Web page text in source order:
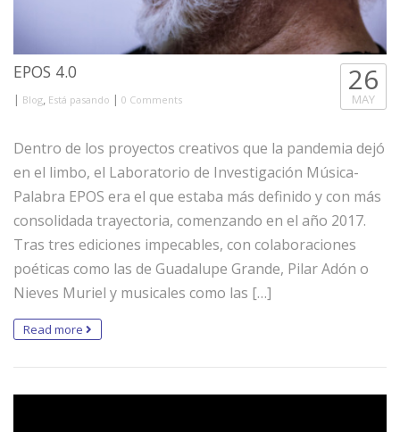
EPOS 4.0
| Blog, Está pasando | 0 Comments
26
MAY
Dentro de los proyectos creativos que la pandemia dejó
en el limbo, el Laboratorio de Investigación Música-
Palabra EPOS era el que estaba más definido y con más
consolidada trayectoria, comenzando en el año 2017.
Tras tres ediciones impecables, con colaboraciones
poéticas como las de Guadalupe Grande, Pilar Adón o
Nieves Muriel y musicales como las […]
Read more